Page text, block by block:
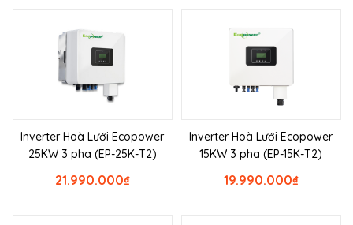
Inverter Hoà Lưới Ecopower
25KW 3 pha (EP-25K-T2)
₫
21.990.000
Inverter Hoà Lưới Ecopower
15KW 3 pha (EP-15K-T2)
₫
19.990.000